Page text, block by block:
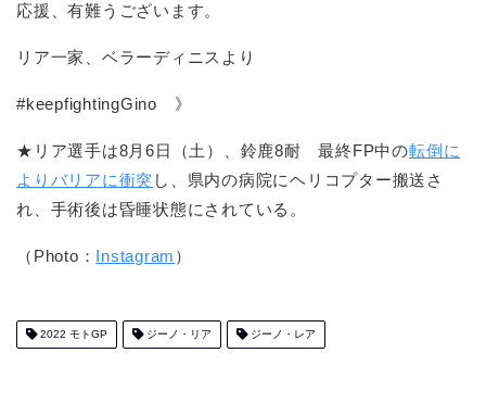
応援、有難うございます。
リア一家、ベラーディニスより
#keepfightingGino 》
★リア選手は8月6日（土）、鈴鹿8耐 最終FP中の転倒に
よりバリアに衝突 し、県内の病院にヘリコプター搬送さ
れ、手術後は昏睡状態にされている。
（Photo： Instagram ）
2022 モトGP ジーノ・リア ジーノ・レア